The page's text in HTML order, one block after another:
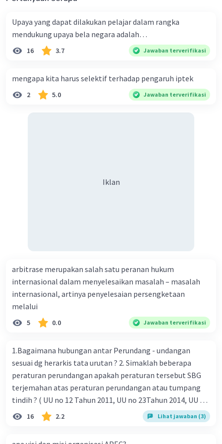
Beri Rating·0.0 (0) Balas
Upaya yang dapat dilakukan pelajar dalam rangka
mendukung upaya bela negara adalah…
16 3.7 Jawaban terverifikasi
mengapa kita harus selektif terhadap pengaruh iptek
2 5.0 Jawaban terverifikasi
Iklan
arbitrase merupakan salah satu peranan hukum
internasional dalam menyelesaikan masalah – masalah
internasional, artinya penyelesaian persengketaan
melalui
5 0.0 Jawaban terverifikasi
1.Bagaimana hubungan antar Perundang - undangan
sesuai dg herarkis tata urutan ? 2. Simaklah beberapa
peraturan perundangan apakah peraturan tersebut SBG
terjemahan atas peraturan perundangan atau tumpang
tindih ? ( UU no 12 Tahun 2011, UU no 23Tahun 2014, UU No
25 Tahun 2004 ) 3 . Tuliskan peraturan perundangan yg di
undangkan atas perintah TAP MPR NO I / MPR/ 2003
16 2.2 Lihat jawaban (3)